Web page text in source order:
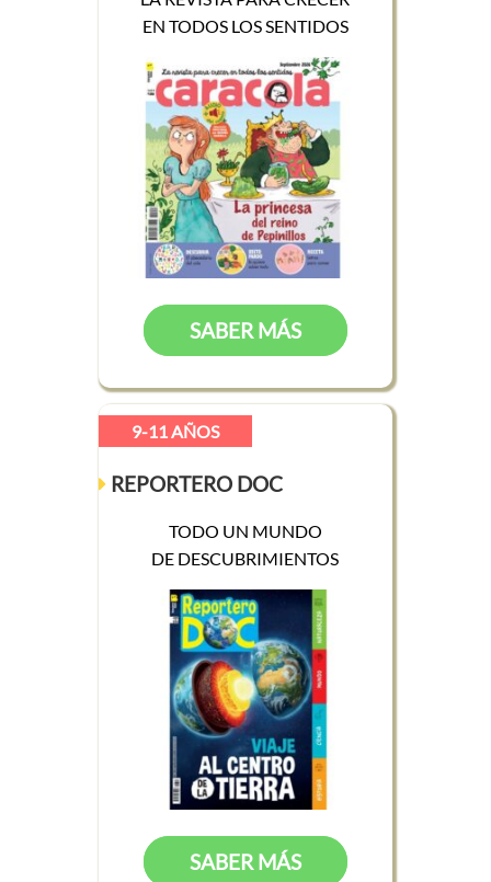
EN TODOS LOS SENTIDOS
SABER MÁS
9-11 AÑOS
REPORTERO DOC
TODO UN MUNDO
DE DESCUBRIMIENTOS
SABER MÁS